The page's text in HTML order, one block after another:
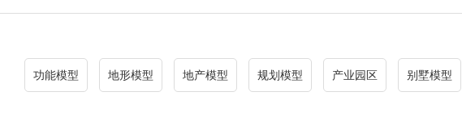
功能模型 地形模型 地产模型 规划模型 产业园区 别墅模型